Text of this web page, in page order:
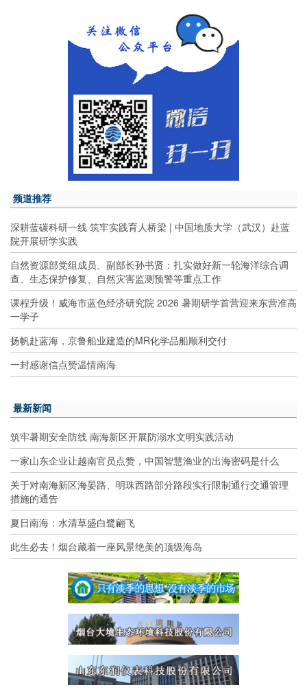
频道推荐
深耕蓝碳科研一线 筑牢实践育人桥梁 | 中国地质大学（武汉）赴蓝
院开展研学实践
自然资源部党组成员、副部长孙书贤：扎实做好新一轮海洋综合调
查、生态保护修复、自然灾害监测预警等重点工作
课程升级！威海市蓝色经济研究院 2026 暑期研学首营迎来东营准高
一学子
扬帆赴蓝海，京鲁船业建造的MR化学品船顺利交付
一封感谢信点赞温情南海
最新新闻
筑牢暑期安全防线 南海新区开展防溺水文明实践活动
一家山东企业让越南官员点赞，中国智慧渔业的出海密码是什么
关于对南海新区海晏路、明珠西路部分路段实行限制通行交通管理
措施的通告
夏日南海：水清草盛白鹭翩飞
此生必去！烟台藏着一座风景绝美的顶级海岛